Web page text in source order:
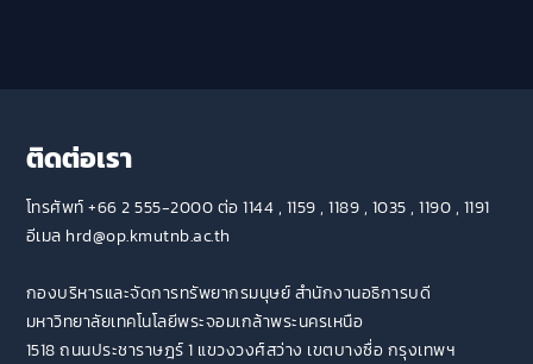
ติดต่อเรา
โทรศัพท์ +66 2 555-2000 ต่อ 1144 , 1159 , 1189 , 1035 , 1190 , 1191
อีเมล hrd@op.kmutnb.ac.th
กองบริหารและจัดการทรัพยากรมนุษย์ สำนักงานอธิการบดี
มหาวิทยาลัยเทคโนโลยีพระจอมเกล้าพระนครเหนือ
1518 ถนนประชาราษฎร์ 1 แขวงวงศ์สว่าง เขตบางซื่อ กรุงเทพฯ